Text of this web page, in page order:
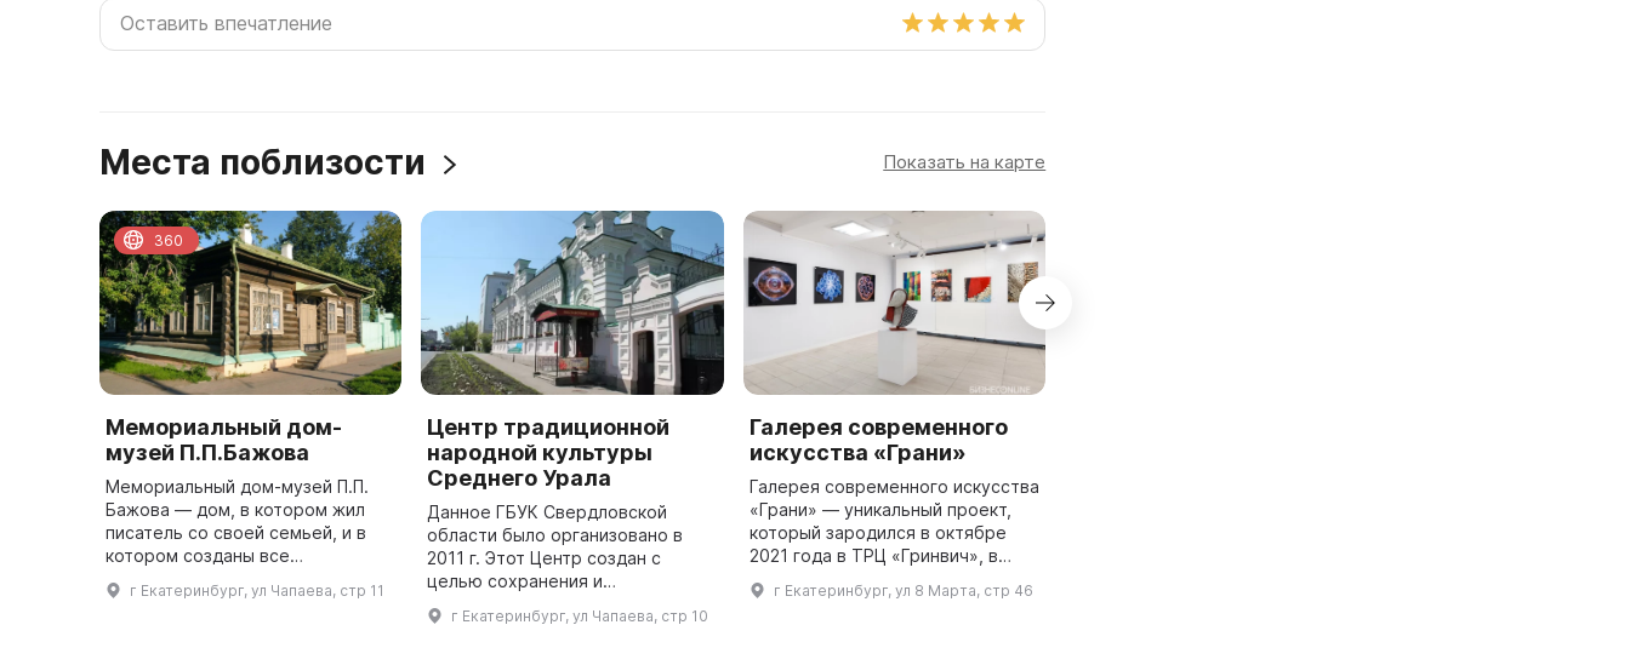
Места поблизости Показать на карте
Мемориальный дом-
музей П.П.Бажова
Мемориальный дом-музей П.П.
Бажова — дом, в котором жил
писатель со своей семьей, и в
котором созданы все
знаменитые сказы, вошедшие в
сборник «Малахитовая
г Екатеринбург, ул Чапаева, стр 11
360
Центр традиционной
народной культуры
Среднего Урала
Данное ГБУК Свердловской
области было организовано в
2011 г. Этот Центр создан с
целью сохранения и
дальнейшего распространения
народных художественных
г Екатеринбург, ул Чапаева, стр 10
Галерея современного
искусства «Грани»
Галерея современного искусства
«Грани» — уникальный проект,
который зародился в октябре
2021 года в ТРЦ «Гринвич», в
самом центре города
Екатеринбурга. Творческое
г Екатеринбург, ул 8 Марта, стр 46